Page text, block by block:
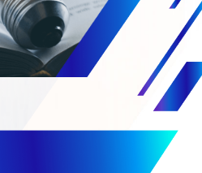
事例